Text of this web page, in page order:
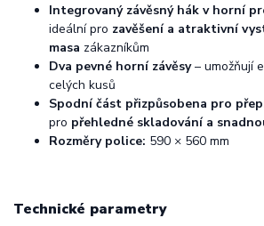
Integrovaný závěsný hák v horní
ideální pro zavěšení a atraktivní
masa zákazníkům
Dva pevné horní závěsy– umožňují
celých kusů
Spodní část přizpůsobena pro
pro přehledné skladování a
Rozměry police: 590 × 560 mm
Technické parametry